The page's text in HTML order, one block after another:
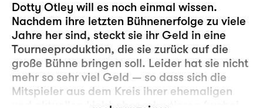
Dotty Otley will es noch einmal wissen.
Nachdem ihre letzten Bühnenerfolge zu viele
Jahre her sind, steckt sie ihr Geld in eine
Tourneeproduktion, die sie zurück auf die
große Bühne bringen soll. Leider hat sie nicht
mehr so sehr viel Geld — so dass sich die
Mitspieler aus dem Kreis ihrer ehemaligen